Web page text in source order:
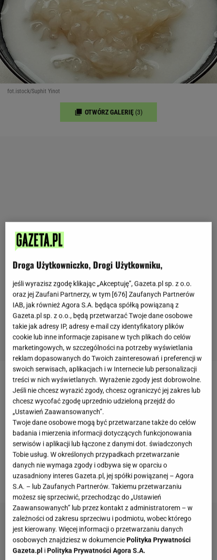
fot.istock/Suphit Yinot
OTWÓRZ GALERIĘ (3)
Makarondozup, sosów czy mięs sprawdza się
idealnie. Można wyczarować z niego również wiele
innych dań. Niezwykle smaczne są warzywno-
mięsnezapiekanki z makaronemczy sałatki, które
cieszą się szczególną popularnością na rodzinnych
imprezach. Jak jednak ograniczyć kalorie, których
dostarcza nammakaron? Postawić na makaron
konjac.
Droga Użytkowniczko, Drogi Użytkowniku,
jeśli wyrazisz zgodę klikając „Akceptuję”, Gazeta.pl sp. z o.o.
oraz jej Zaufani Partnerzy, w tym [676] Zaufanych Partnerów
IAB, jak również Agora S.A. będąca spółką powiązaną z
Gazeta.pl sp. z o.o., będą przetwarzać Twoje dane osobowe
takie jak adresy IP, adresy e-mail czy identyfikatory plików
cookie lub inne informacje zapisane w tych plikach do celów
marketingowych, w szczególności na potrzeby wyświetlania
reklam dopasowanych do Twoich zainteresowań i preferencji w
swoich serwisach, aplikacjach i w Internecie lub personalizacji
treści w nich wyświetlanych. Wyrażenie zgody jest dobrowolne.
Jeśli nie chcesz wyrazić zgody, chcesz ograniczyć jej zakres lub
chcesz wycofać zgodę uprzednio udzieloną przejdź do
„Ustawień Zaawansowanych”.
Twoje dane osobowe mogą być przetwarzane także do celów
badania i mierzenia informacji dotyczących funkcjonowania
serwisów i aplikacji lub łączone z danymi dot. świadczonych
Tobie usług. W określonych przypadkach przetwarzanie
danych nie wymaga zgody i odbywa się w oparciu o
uzasadniony interes Gazeta.pl, jej spółki powiązanej – Agora
S.A. – lub Zaufanych Partnerów. Takiemu przetwarzaniu
możesz się sprzeciwić, przechodząc do „Ustawień
Zaawansowanych” lub przez kontakt z administratorem – w
zależności od zakresu sprzeciwu i podmiotu, wobec którego
jest kierowany. Więcej informacji o przetwarzaniu danych
osobowych znajdziesz w dokumenciePolityka Prywatności
Gazeta.pl iPolityka Prywatności Agora S.A.